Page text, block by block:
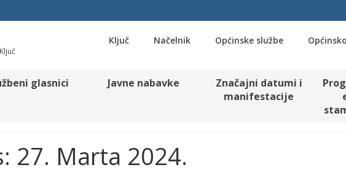
Ključ Načelnik Općinske službe
glasnici Javne nabavke
Značajni datumi i
manifestacije
27. Marta 2024.